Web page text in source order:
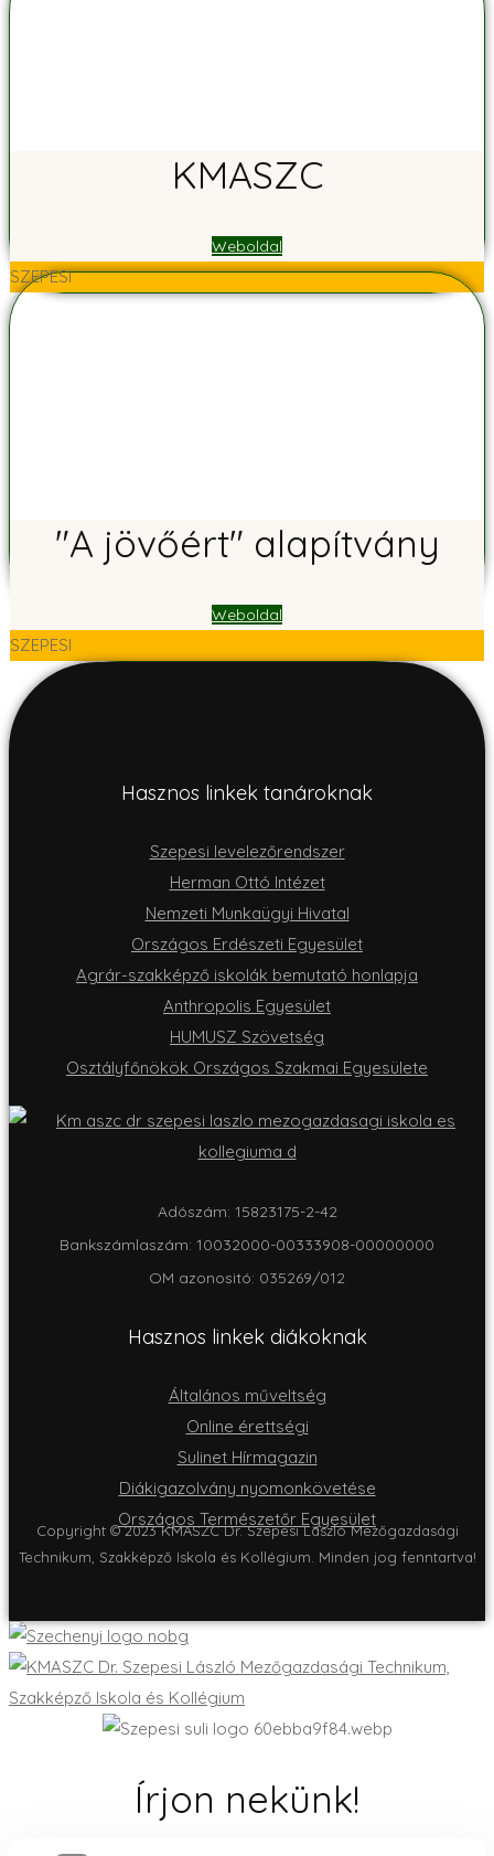
KMASZC
Weboldal
SZEPESI
"A jövőért" alapítvány
Weboldal
SZEPESI
Hasznos linkek tanároknak
Szepesi levelezőrendszer
Herman Ottó Intézet
Nemzeti Munkaügyi Hivatal
Országos Erdészeti Egyesület
Agrár-szakképző iskolák bemutató honlapja
Anthropolis Egyesület
HUMUSZ Szövetség
Osztályfőnökök Országos Szakmai Egyesülete
Adószám: 15823175-2-42
Bankszámlaszám: 10032000-00333908-00000000
OM azonositó: 035269/012
Hasznos linkek diákoknak
Általános műveltség
Online érettségi
Sulinet Hírmagazin
Diákigazolvány nyomonkövetése
Országos Természetőr Egyesület
Copyright © 2023 KMASZC Dr. Szepesi László Mezőgazdasági
Technikum, Szakképző Iskola és Kollégium. Minden jog fenntartva!
Írjon nekünk!